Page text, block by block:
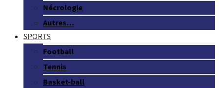
Nécrologie
Autres…
SPORTS
Football
Tennis
Basket-ball